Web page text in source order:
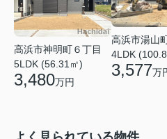
高浜市神明町６丁目
5LDK (56.31㎡)
3,480万円
高浜市湯山
4LDK
3,577万